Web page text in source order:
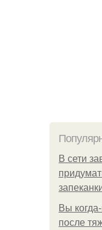
В сети
Вы
после